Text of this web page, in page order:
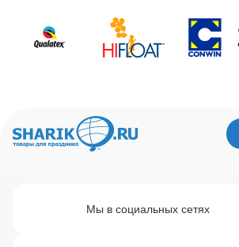
Мы в социальных сетях